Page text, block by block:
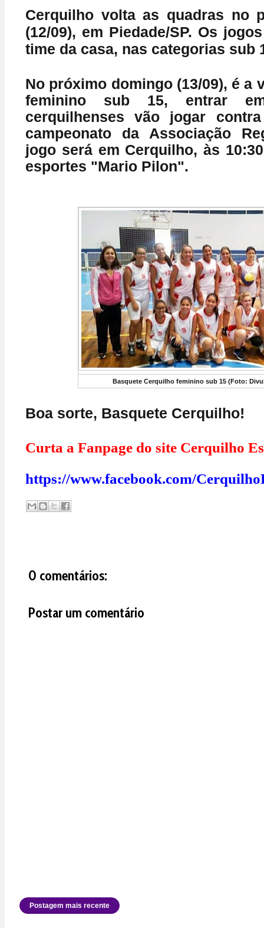
Cerquilho volta as quadras no
(12/09), em Piedade/SP. Os
time da casa, nas categorias sub
No próximo domingo (13/09), é a
feminino sub 15, entrar
cerquilhenses vão jogar
campeonato da Associação
jogo será em Cerquilho, às
esportes "Mario Pilon".
Basquete Cerquilho feminino sub 15 (Foto:
Boa sorte, Basquete Cerquilho!
Curta a Fanpage do site Cerquilho
https://www.facebook.com/
0 comentários:
Postar um comentário
Postagem mais recente